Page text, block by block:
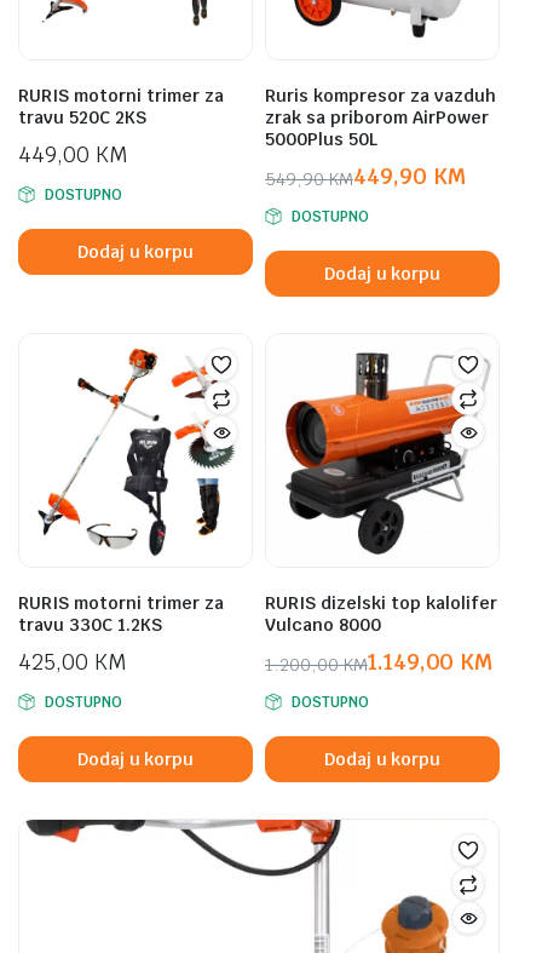
RURIS motorni trimer za
travu 520C 2KS
449,00 KM
DOSTUPNO
Dodaj u korpu
Ruris kompresor za vazduh
zrak sa priborom AirPower
5000Plus 50L
549,90KM
Original
price
was:
549,90 KM.
449,90 KM
Current
price
is:
449,90 KM.
DOSTUPNO
Dodaj u korpu
RURIS motorni trimer za
travu 330C 1.2KS
425,00 KM
DOSTUPNO
Dodaj u korpu
RURIS dizelski top kalolifer
Vulcano 8000
1.200,00KM
Original
price
was:
1.200,00 KM.
1.149,00 KM
Current
price
is:
1.149,00 KM.
DOSTUPNO
Dodaj u korpu